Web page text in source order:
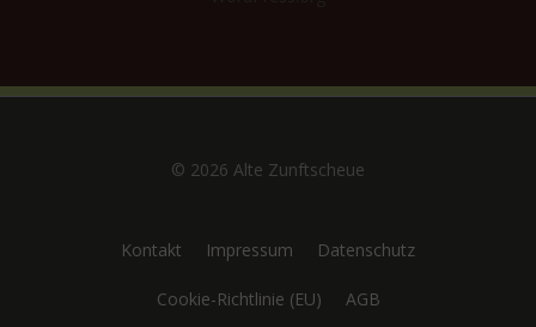
© 2026 Alte Zunftscheue
Kontakt Impressum Datenschutz
Cookie-Richtlinie (EU) AGB